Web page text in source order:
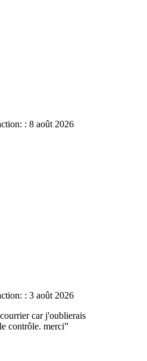
: 8 août 2026
: 3 août 2026
car j'oublierais
contrôle. merci”